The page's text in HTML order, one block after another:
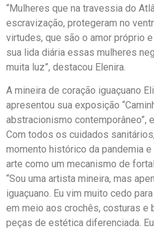
“Mulheres que na travessia do
escravização, protegeram no
virtudes, que são o amor próprio
sua lida diária essas mulheres
muita luz”, destacou Elenira.
A mineira de coração iguaçuano
apresentou sua exposição
abstracionismo contemporâneo”,
Com todos os cuidados
momento histórico da pandemia
arte como um mecanismo de
“Sou uma artista mineira, mas
iguaçuano. Eu vim muito cedo
em meio aos crochês, costuras e
peças de estética diferenciada.